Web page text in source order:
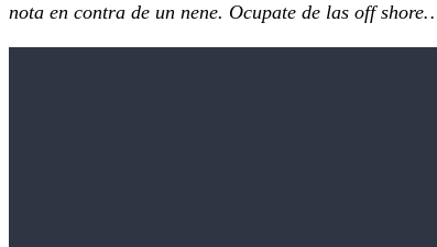
nota en contra de un nene. Ocupate de las off